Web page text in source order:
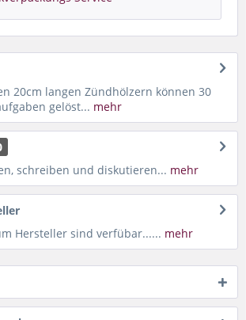
20cm langen Zündhölzern können 30
gelöst... mehr
schreiben und diskutieren... mehr
Hersteller sind verfübar...... mehr